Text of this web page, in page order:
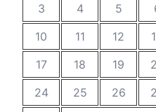
3
4 5
10
11 12
17
18 19
24
25 26